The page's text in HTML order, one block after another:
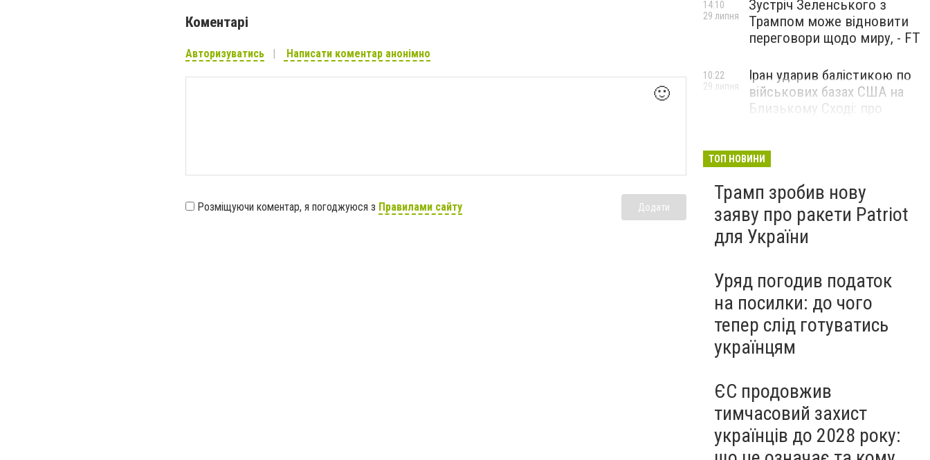
Коментарі
Авторизуватись Написати коментар анонімно
🙂
Розміщуючи коментар, я погоджуюся з Правилами сайту Додати
Зустріч Зеленського з
Трампом може відновити
переговори щодо миру, - FT
14:10
29 липня
Іран ударив балістикою по
військових базах США на
Близькому Сході: про
10:22
29 липня
ТОП НОВИНИ
Трамп зробив нову
заяву про ракети Patriot
для України
Уряд погодив податок
на посилки: до чого
тепер слід готуватись
українцям
ЄС продовжив
тимчасовий захист
українців до 2028 року: